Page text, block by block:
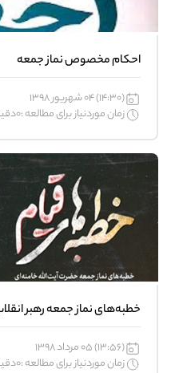
احکام مخصوص نماز جمعه
(14:30) 04 شهریور 1398
زمان موردنیاز برای مطالعه :0دقیقه
خطبه‌‌های نماز جمعه رهبر
(13:56) 05 مرداد 1398
زمان موردنیاز برای مطالعه :0دقیقه